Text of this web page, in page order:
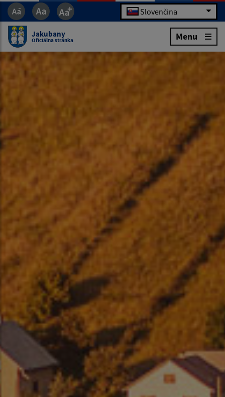
Slovenčina
Jakubany
Oficiálna stránka Menu